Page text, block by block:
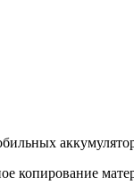
копирование